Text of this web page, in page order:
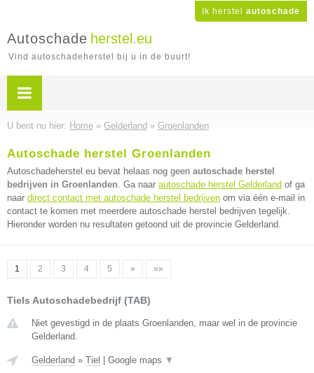
Ik herstel autoschade
Autoschade herstel.eu
Vind autoschadeherstel bij u in de buurt!
U bent nu hier: Home » Gelderland » Groenlanden
Autoschade herstel Groenlanden
Autoschadeherstel.eu bevat helaas nog geen autoschade herstel
bedrijven in Groenlanden. Ga naar autoschade herstel Gelderland of ga
naar direct contact met autoschade herstel bedrijven om via één e-mail in
contact te komen met meerdere autoschade herstel bedrijven tegelijk.
Hieronder worden nu resultaten getoond uit de provincie Gelderland.
1 2 3 4 5 » »»
Tiels Autoschadebedrijf (TAB)
Niet gevestigd in de plaats Groenlanden, maar wel in de provincie
Gelderland.
Gelderland » Tiel Google maps ▼